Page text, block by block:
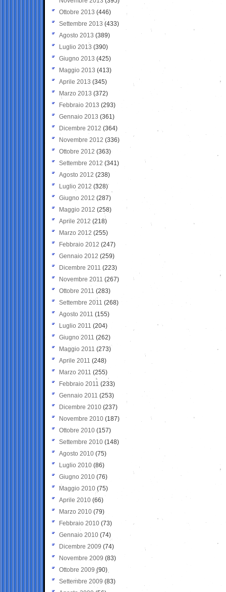
Ottobre 2013 (446)
Settembre 2013 (433)
Agosto 2013 (389)
Luglio 2013 (390)
Giugno 2013 (425)
Maggio 2013 (413)
Aprile 2013 (345)
Marzo 2013 (372)
Febbraio 2013 (293)
Gennaio 2013 (361)
Dicembre 2012 (364)
Novembre 2012 (336)
Ottobre 2012 (363)
Settembre 2012 (341)
Agosto 2012 (238)
Luglio 2012 (328)
Giugno 2012 (287)
Maggio 2012 (258)
Aprile 2012 (218)
Marzo 2012 (255)
Febbraio 2012 (247)
Gennaio 2012 (259)
Dicembre 2011 (223)
Novembre 2011 (267)
Ottobre 2011 (283)
Settembre 2011 (268)
Agosto 2011 (155)
Luglio 2011 (204)
Giugno 2011 (262)
Maggio 2011 (273)
Aprile 2011 (248)
Marzo 2011 (255)
Febbraio 2011 (233)
Gennaio 2011 (253)
Dicembre 2010 (237)
Novembre 2010 (187)
Ottobre 2010 (157)
Settembre 2010 (148)
Agosto 2010 (75)
Luglio 2010 (86)
Giugno 2010 (76)
Maggio 2010 (75)
Aprile 2010 (66)
Marzo 2010 (79)
Febbraio 2010 (73)
Gennaio 2010 (74)
Dicembre 2009 (74)
Novembre 2009 (83)
Ottobre 2009 (90)
Settembre 2009 (83)